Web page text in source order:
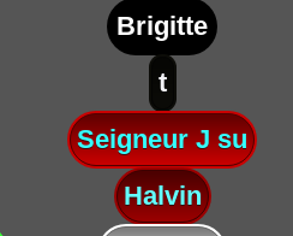
Brigitte
t
Seigneur J su
Halvin